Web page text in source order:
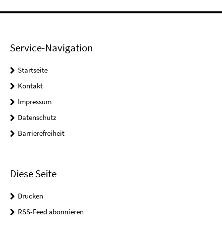
Service-Navigation
Startseite
Kontakt
Impressum
Datenschutz
Barrierefreiheit
Diese Seite
Drucken
RSS-Feed abonnieren